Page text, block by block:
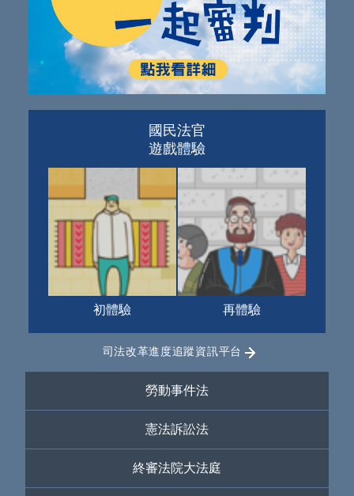
國民法官
遊戲體驗
初體驗 再體驗
司法改革進度追蹤資訊平台
勞動事件法
憲法訴訟法
終審法院大法庭